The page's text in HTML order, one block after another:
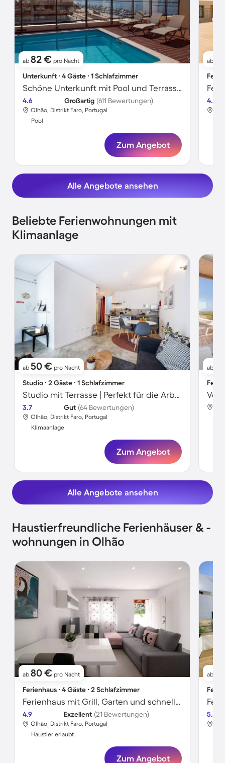
ab 82 € pro Nacht
Unterkunft ∙ 4 Gäste ∙ 1 Schlafzimmer
Schöne Unterkunft mit Pool und Terrasse | Meerblick | Perfekt für die Arbeit von Zuhause | Haustiere sind willkommen
4.6 Großartig (611 Bewertungen)
Olhão, Distrikt Faro, Portugal
Pool
Zum Angebot
ab
4.0
Alle Angebote ansehen
Beliebte Ferienwohnungen mit
Klimaanlage
ab 50 € pro Nacht
Studio ∙ 2 Gäste ∙ 1 Schlafzimmer
Studio mit Terrasse | Perfekt für die Arbeit von Zuhause
3.7 Gut (64 Bewertungen)
Olhão, Distrikt Faro, Portugal
Klimaanlage
Zum Angebot
ab
Alle Angebote ansehen
Haustierfreundliche Ferienhäuser & -
wohnungen in Olhão
ab 80 € pro Nacht
Ferienhaus ∙ 4 Gäste ∙ 2 Schlafzimmer
Ferienhaus mit Grill, Garten und schnellem Internet | Gartenblick
4.9 Exzellent (21 Bewertungen)
Olhão, Distrikt Faro, Portugal
Haustier erlaubt
Zum Angebot
ab
5.0